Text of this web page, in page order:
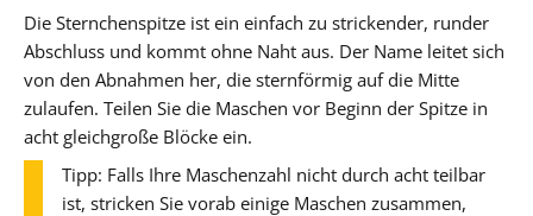
Die Sternchenspitze ist ein einfach zu strickender, runder
Abschluss und kommt ohne Naht aus. Der Name leitet sich
von den Abnahmen her, die sternförmig auf die Mitte
zulaufen. Teilen Sie die Maschen vor Beginn der Spitze in
acht gleichgroße Blöcke ein.
Tipp: Falls Ihre Maschenzahl nicht durch acht teilbar
ist, stricken Sie vorab einige Maschen zusammen,